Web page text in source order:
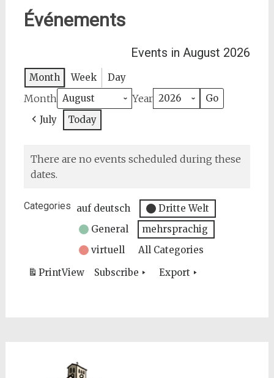
Événements
Events in August 2026
Month Week Day
Month Year
July Today
There are no events scheduled during these
dates.
Categories auf deutsch
Dritte Welt
General
mehrsprachig
virtuell
All Categories
PrintView Subscribe Export